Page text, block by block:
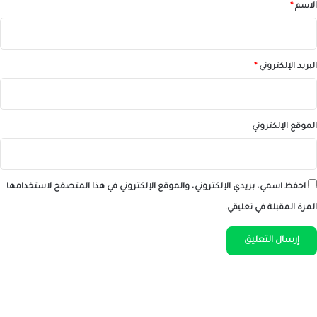
*الاسم *
البريد الإلكتروني *
الموقع الإلكتروني
احفظ اسمي، بريدي الإلكتروني، والموقع الإلكتروني في هذا المتصفح لاستخدامها
المرة المقبلة في تعليقي.